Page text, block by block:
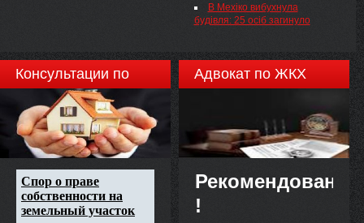
В Мехіко вибухнула
будівля: 25 осіб загинуло
Консультации по
недвижимости
Адвокат по ЖКХ
Рекомендовано
!